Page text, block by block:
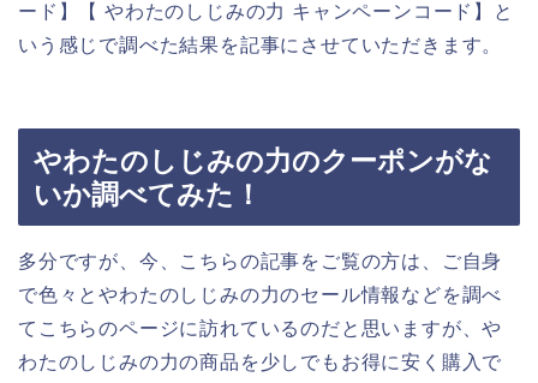
ード】【 やわたのしじみの力 キャンペーンコード】と
いう感じで調べた結果を記事にさせていただきます。
やわたのしじみの力のクーポンがな
いか調べてみた！
多分ですが、今、こちらの記事をご覧の方は、ご自身
で色々とやわたのしじみの力のセール情報などを調べ
てこちらのページに訪れているのだと思いますが、や
わたのしじみの力の商品を少しでもお得に安く購入で